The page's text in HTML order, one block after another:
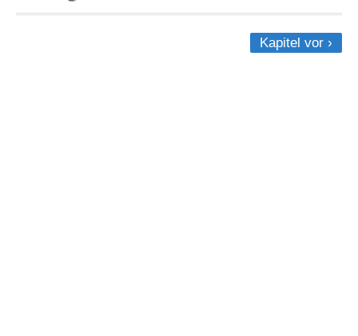
Kapitel vor ›